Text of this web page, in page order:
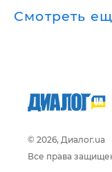
Смотреть
© 2026, Диалог.ua
Все права